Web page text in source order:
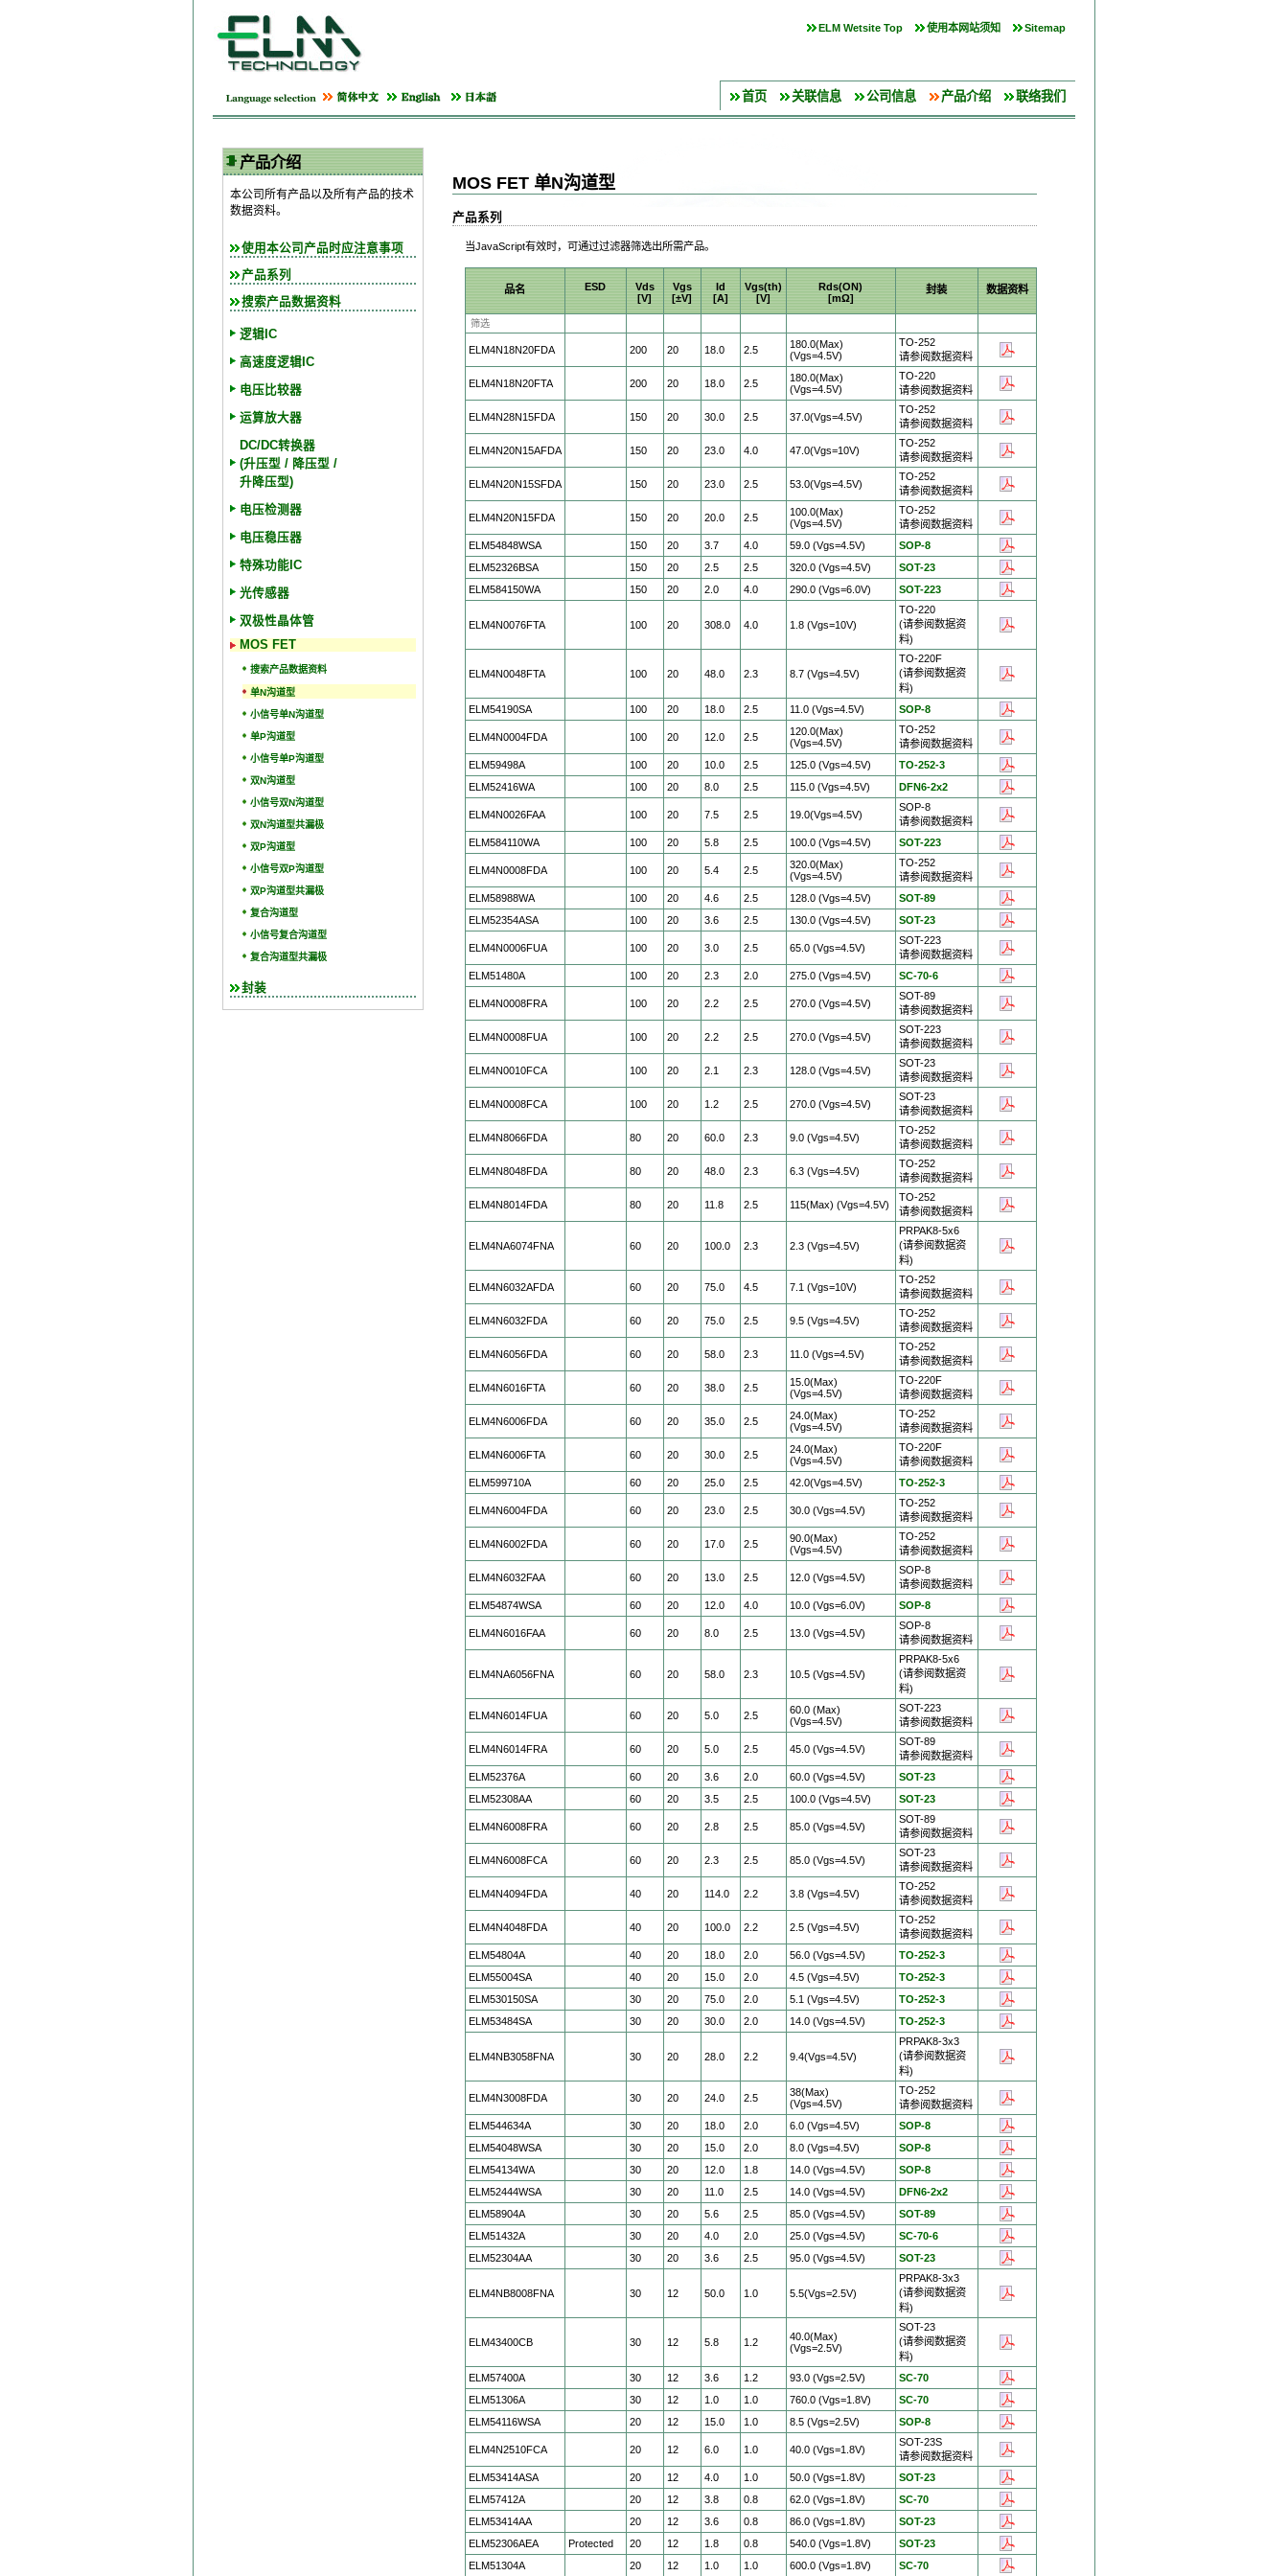
ELM Wetsite Top 使用本网站须知 Sitemap
首页 关联信息 公司信息 产品介绍 联络我们
产品介绍
本公司所有产品以及所有产品的技术
数据资料。
使用本公司产品时应注意事项
产品系列
搜索产品数据资料
逻辑IC
高速度逻辑IC
电压比较器
运算放大器
DC/DC转换器
(升压型 / 降压型 /
升降压型)
电压检测器
电压稳压器
特殊功能IC
光传感器
双极性晶体管
MOS FET
搜索产品数据资料
单N沟道型
小信号单N沟道型
单P沟道型
小信号单P沟道型
双N沟道型
小信号双N沟道型
双N沟道型共漏极
双P沟道型
小信号双P沟道型
双P沟道型共漏极
复合沟道型
小信号复合沟道型
复合沟道型共漏极
封装
MOS FET 单N沟道型
产品系列
当JavaScript有效时，可通过过滤器筛选出所需产品。
品名 ESD
Vds
[V]
Vgs
[±V]
Id
[A]
Vgs(th)
[V]
Rds(ON)
[mΩ]
封装 数据资料
ELM4N18N20FDA 200 20 18.0 2.5
180.0(Max)
(Vgs=4.5V)
TO-252
请参阅数据资料
ELM4N18N20FTA 200 20 18.0 2.5
180.0(Max)
(Vgs=4.5V)
TO-220
请参阅数据资料
ELM4N28N15FDA 150 20 30.0 2.5 37.0(Vgs=4.5V)
TO-252
请参阅数据资料
ELM4N20N15AFDA 150 20 23.0 4.0 47.0(Vgs=10V)
TO-252
请参阅数据资料
ELM4N20N15SFDA 150 20 23.0 2.5 53.0(Vgs=4.5V)
TO-252
请参阅数据资料
ELM4N20N15FDA 150 20 20.0 2.5
100.0(Max)
(Vgs=4.5V)
TO-252
请参阅数据资料
ELM54848WSA
150 20 3.7 4.0 59.0 (Vgs=4.5V)
SOP-8
ELM52326BSA
150 20 2.5 2.5 320.0 (Vgs=4.5V)
SOT-23
ELM584150WA
150 20 2.0 4.0 290.0 (Vgs=6.0V) SOT-223
ELM4N0076FTA 100 20 308.0 4.0 1.8 (Vgs=10V)
TO-220
(请参阅数据资
料)
ELM4N0048FTA 100 20 48.0 2.3 8.7 (Vgs=4.5V)
TO-220F
(请参阅数据资
料)
ELM54190SA
100 20 18.0 2.5 11.0 (Vgs=4.5V) SOP-8
ELM4N0004FDA 100 20 12.0 2.5
120.0(Max)
(Vgs=4.5V)
TO-252
请参阅数据资料
ELM59498A
100 20 10.0 2.5 125.0 (Vgs=4.5V)
TO-252-3
ELM52416WA
100 20 8.0 2.5 115.0 (Vgs=4.5V) DFN6-2x2
ELM4N0026FAA 100 20 7.5 2.5 19.0(Vgs=4.5V)
SOP-8
请参阅数据资料
ELM584110WA
100 20 5.8 2.5 100.0 (Vgs=4.5V) SOT-223
ELM4N0008FDA 100 20 5.4 2.5
320.0(Max)
(Vgs=4.5V)
TO-252
请参阅数据资料
ELM58988WA
100 20 4.6 2.5 128.0 (Vgs=4.5V)
SOT-89
ELM52354ASA
100 20 3.6 2.5 130.0 (Vgs=4.5V) SOT-23
ELM4N0006FUA 100 20 3.0 2.5 65.0 (Vgs=4.5V)
SOT-223
请参阅数据资料
ELM51480A
100 20 2.3 2.0 275.0 (Vgs=4.5V) SC-70-6
ELM4N0008FRA 100 20 2.2 2.5 270.0 (Vgs=4.5V)
SOT-89
请参阅数据资料
ELM4N0008FUA 100 20 2.2 2.5 270.0 (Vgs=4.5V)
SOT-223
请参阅数据资料
ELM4N0010FCA 100 20 2.1 2.3 128.0 (Vgs=4.5V)
SOT-23
请参阅数据资料
ELM4N0008FCA 100 20 1.2 2.5 270.0 (Vgs=4.5V)
SOT-23
请参阅数据资料
ELM4N8066FDA 80 20 60.0 2.3 9.0 (Vgs=4.5V)
TO-252
请参阅数据资料
ELM4N8048FDA 80 20 48.0 2.3 6.3 (Vgs=4.5V)
TO-252
请参阅数据资料
ELM4N8014FDA 80 20 11.8 2.5 115(Max) (Vgs=4.5V)
TO-252
请参阅数据资料
ELM4NA6074FNA 60 20 100.0 2.3 2.3 (Vgs=4.5V)
PRPAK8-5x6
(请参阅数据资
料)
ELM4N6032AFDA 60 20 75.0 4.5 7.1 (Vgs=10V)
TO-252
请参阅数据资料
ELM4N6032FDA 60 20 75.0 2.5 9.5 (Vgs=4.5V)
TO-252
请参阅数据资料
ELM4N6056FDA 60 20 58.0 2.3 11.0 (Vgs=4.5V)
TO-252
请参阅数据资料
ELM4N6016FTA 60 20 38.0 2.5
15.0(Max)
(Vgs=4.5V)
TO-220F
请参阅数据资料
ELM4N6006FDA 60 20 35.0 2.5
24.0(Max)
(Vgs=4.5V)
TO-252
请参阅数据资料
ELM4N6006FTA 60 20 30.0 2.5
24.0(Max)
(Vgs=4.5V)
TO-220F
请参阅数据资料
ELM599710A
60 20 25.0 2.5 42.0(Vgs=4.5V) TO-252-3
ELM4N6004FDA 60 20 23.0 2.5 30.0 (Vgs=4.5V)
TO-252
请参阅数据资料
ELM4N6002FDA 60 20 17.0 2.5
90.0(Max)
(Vgs=4.5V)
TO-252
请参阅数据资料
ELM4N6032FAA 60 20 13.0 2.5 12.0 (Vgs=4.5V)
SOP-8
请参阅数据资料
ELM54874WSA
60 20 12.0 4.0 10.0 (Vgs=6.0V) SOP-8
ELM4N6016FAA 60 20 8.0 2.5 13.0 (Vgs=4.5V)
SOP-8
请参阅数据资料
ELM4NA6056FNA 60 20 58.0 2.3 10.5 (Vgs=4.5V)
PRPAK8-5x6
(请参阅数据资
料)
ELM4N6014FUA 60 20 5.0 2.5
60.0 (Max)
(Vgs=4.5V)
SOT-223
请参阅数据资料
ELM4N6014FRA 60 20 5.0 2.5 45.0 (Vgs=4.5V)
SOT-89
请参阅数据资料
ELM52376A
60 20 3.6 2.0 60.0 (Vgs=4.5V)
SOT-23
ELM52308AA
60 20 3.5 2.5 100.0 (Vgs=4.5V) SOT-23
ELM4N6008FRA 60 20 2.8 2.5 85.0 (Vgs=4.5V)
SOT-89
请参阅数据资料
ELM4N6008FCA 60 20 2.3 2.5 85.0 (Vgs=4.5V)
SOT-23
请参阅数据资料
ELM4N4094FDA 40 20 114.0 2.2 3.8 (Vgs=4.5V)
TO-252
请参阅数据资料
ELM4N4048FDA 40 20 100.0 2.2 2.5 (Vgs=4.5V)
TO-252
请参阅数据资料
ELM54804A
40 20 18.0 2.0 56.0 (Vgs=4.5V)
TO-252-3
ELM55004SA
40 20 15.0 2.0 4.5 (Vgs=4.5V)
TO-252-3
ELM530150SA
30 20 75.0 2.0 5.1 (Vgs=4.5V)
TO-252-3
ELM53484SA
30 20 30.0 2.0 14.0 (Vgs=4.5V) TO-252-3
ELM4NB3058FNA 30 20 28.0 2.2 9.4(Vgs=4.5V)
PRPAK8-3x3
(请参阅数据资
料)
ELM4N3008FDA 30 20 24.0 2.5
38(Max)
(Vgs=4.5V)
TO-252
请参阅数据资料
ELM544634A
30 20 18.0 2.0 6.0 (Vgs=4.5V)
SOP-8
ELM54048WSA
30 20 15.0 2.0 8.0 (Vgs=4.5V)
SOP-8
ELM54134WA
30 20 12.0 1.8 14.0 (Vgs=4.5V)
SOP-8
ELM52444WSA
30 20 11.0 2.5 14.0 (Vgs=4.5V)
DFN6-2x2
ELM58904A
30 20 5.6 2.5 85.0 (Vgs=4.5V)
SOT-89
ELM51432A
30 20 4.0 2.0 25.0 (Vgs=4.5V)
SC-70-6
ELM52304AA
30 20 3.6 2.5 95.0 (Vgs=4.5V) SOT-23
ELM4NB8008FNA 30 12 50.0 1.0 5.5(Vgs=2.5V)
PRPAK8-3x3
(请参阅数据资
料)
ELM43400CB 30 12 5.8 1.2
40.0(Max)
(Vgs=2.5V)
SOT-23
(请参阅数据资
料)
ELM57400A
30 12 3.6 1.2 93.0 (Vgs=2.5V)
SC-70
ELM51306A
30 12 1.0 1.0 760.0 (Vgs=1.8V)
SC-70
ELM54116WSA
20 12 15.0 1.0 8.5 (Vgs=2.5V) SOP-8
ELM4N2510FCA 20 12 6.0 1.0 40.0 (Vgs=1.8V)
SOT-23S
请参阅数据资料
ELM53414ASA
20 12 4.0 1.0 50.0 (Vgs=1.8V)
SOT-23
ELM57412A
20 12 3.8 0.8 62.0 (Vgs=1.8V)
SC-70
ELM53414AA
20 12 3.6 0.8 86.0 (Vgs=1.8V)
SOT-23
ELM52306AEA
Protected 20 12 1.8 0.8 540.0 (Vgs=1.8V)
SOT-23
ELM51304A
20 12 1.0 1.0 600.0 (Vgs=1.8V) SC-70